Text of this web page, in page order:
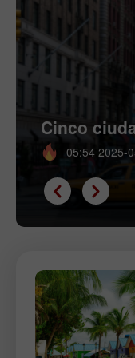
Cinco
05:54 2025-